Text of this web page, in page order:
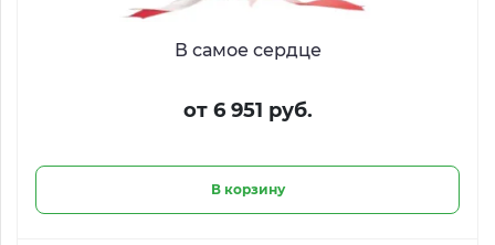
В самое сердце
от 6 951 руб.
В корзину